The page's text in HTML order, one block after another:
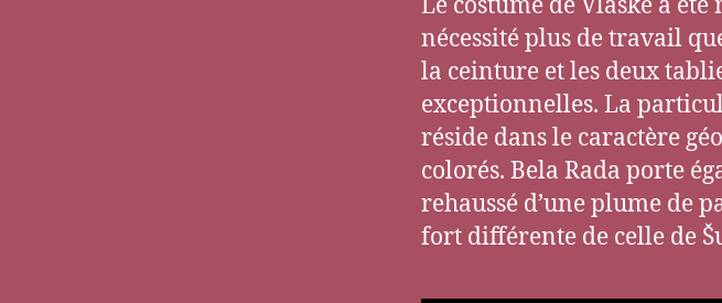
Le costume de Vlaške a
nécessité plus de travail
la ceinture et les deux
exceptionnelles. La
réside dans le caractère
colorés. Bela Rada porte
rehaussé d’une plume de
fort différente de celle de